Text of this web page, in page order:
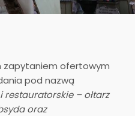
zapytaniem ofertowym
pod nazwą
restauratorskie – ołtarz
oraz